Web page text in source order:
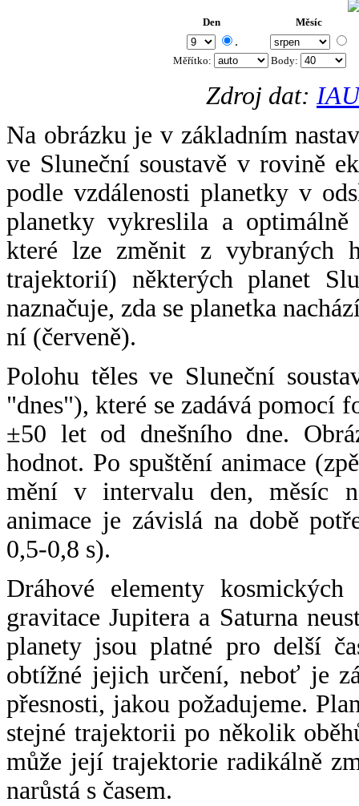
Den Měsíc
.
Měřítko: Body:
Zdroj dat:
Na obrázku je v základním
ve Sluneční soustavě v rovině
podle vzdálenosti planetky v
planetky vykreslila a
které lze změnit z vybraných
trajektorií) některých planet
naznačuje, zda se planetka
ní (červeně).
Polohu těles ve Sluneční
"dnes"), které se zadává pomocí
±50 let od dnešního dne.
hodnot. Po spuštění animace
mění v intervalu den, měsíc
animace je závislá na době
0,5-0,8 s).
Dráhové elementy
gravitace Jupitera a Saturna
planety jsou platné pro delší
obtížné jejich určení, neboť je
přesnosti, jakou požadujeme.
stejné trajektorii po několik
může její trajektorie radikálně
narůstá s časem.